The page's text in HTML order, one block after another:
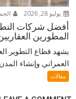
يوليو 28, 2026
المطورين
يشهد قطاع التطوير
العمراني وإنشاء
مقالات